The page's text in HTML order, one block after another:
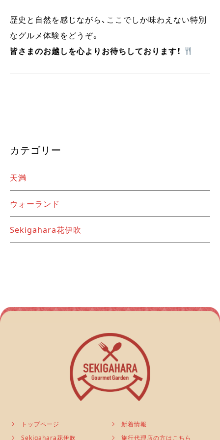
カテゴリー
天満
ウォーランド
Sekigahara花伊吹
歴史と自然を感じながら、ここでしか味わえない特別
なグルメ体験をどうぞ。
皆さまのお越しを心よりお待ちしております！
トップページ
Sekigahara花伊吹
新着情報
旅行代理店の方はこちら